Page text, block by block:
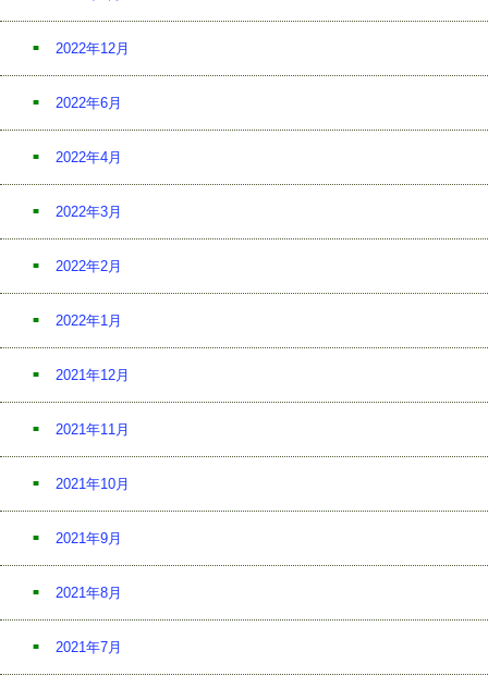
2022年12月
2022年6月
2022年4月
2022年3月
2022年2月
2022年1月
2021年12月
2021年11月
2021年10月
2021年9月
2021年8月
2021年7月